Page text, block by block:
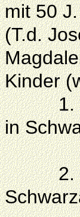
mit 50
(T.d.
Kinder
1.
in
+
2.